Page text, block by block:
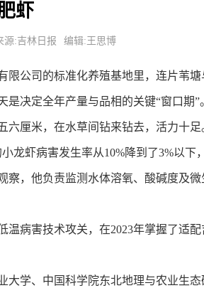
虾
源:吉林日报 编辑:王思博
公司的标准化养殖基地里，连片苇塘
决定全年产量与品相的关键“窗口期”
六厘米，在水草间钻来钻去，活力十足
虾病害发生率从10%降到了3%以下
察，他负责监测水体溶氧、酸碱度及
病害技术攻关，在2023年掌握了适配
学、中国科学院东北地理与农业生态